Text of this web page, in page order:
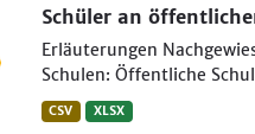
Schüler an
Erläuterungen
Schulen: Öffentliche
CSV XLSX